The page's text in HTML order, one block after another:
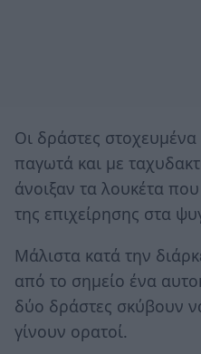
Οι δράστες
παγωτά και με
άνοιξαν τα λουκέτα που
της επιχείρησης στα
Μάλιστα κατά την
από το σημείο ένα
δύο δράστες σκύβουν
γίνουν ορατοί.